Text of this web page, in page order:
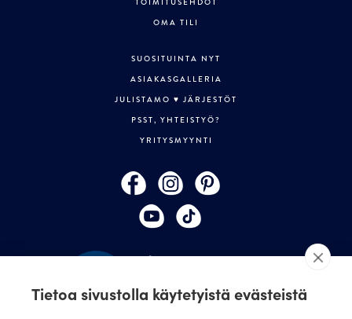
OMA TILI
SUOSITUINTA NYT
ASIAKASGALLERIA
JULISTAMO ♥ JÄRJESTÖT
PSST, YHTEISTYÖ?
YRITYSMYYNTI
Tietoa sivustolla käytetyistä evästeistä